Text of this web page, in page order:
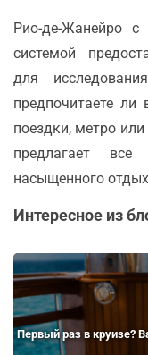
Рио-де-Жанейро с
системой
для
предпочитаете
поездки, метро
предлагает
насыщенного
Интересное из
Первый раз в круизе?